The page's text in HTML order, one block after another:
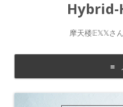
摩天楼𝔼𝕏𝕏さ
コ
ン